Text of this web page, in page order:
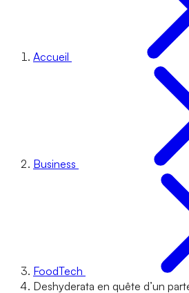
Accueil
Business
FoodTech
Deshyderata en quête d’un